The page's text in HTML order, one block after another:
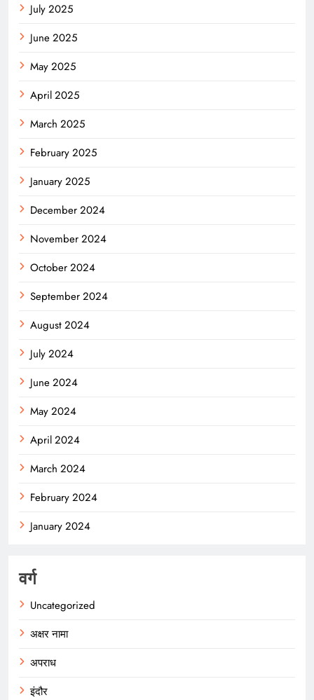
July 2025
June 2025
May 2025
April 2025
March 2025
February 2025
January 2025
December 2024
November 2024
October 2024
September 2024
August 2024
July 2024
June 2024
May 2024
April 2024
March 2024
February 2024
January 2024
वर्ग
Uncategorized
अक्षर नामा
अपराध
इंदौर